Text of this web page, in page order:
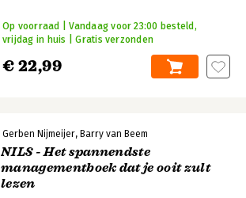
€ 22,99
Op voorraad | Vandaag voor 23:00 besteld,
vrijdag in huis | Gratis verzonden
Gerben Nijmeijer Barry van Beem
NILS - Het spannendste
managementboek dat je ooit zult
lezen